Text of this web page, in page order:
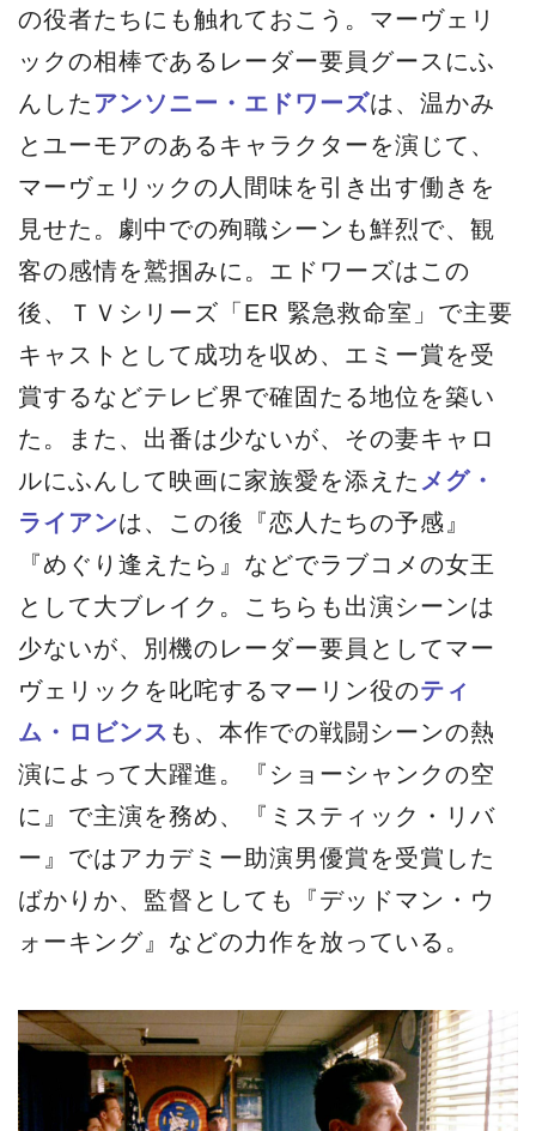
の役者たちにも触れておこう。マーヴェリ
ックの相棒であるレーダー要員グースにふ
んした アンソニー・エドワーズは、温かみ
とユーモアのあるキャラクターを演じて、
マーヴェリックの人間味を引き出す働きを
見せた。劇中での殉職シーンも鮮烈で、観
客の感情を鷲掴みに。エドワーズはこの
後、ＴＶシリーズ「ER 緊急救命室」で主要
キャストとして成功を収め、エミー賞を受
賞するなどテレビ界で確固たる地位を築い
た。また、出番は少ないが、その妻キャロ
ルにふんして映画に家族愛を添えた メグ・
ライアンは、この後『恋人たちの予感』
『めぐり逢えたら』などでラブコメの女王
として大ブレイク。こちらも出演シーンは
少ないが、別機のレーダー要員としてマー
ヴェリックを叱咤するマーリン役のティ
ム・ロビンス も、本作での戦闘シーンの熱
演によって大躍進。『ショーシャンクの空
に』で主演を務め、『ミスティック・リバ
ー』ではアカデミー助演男優賞を受賞した
ばかりか、監督としても『デッドマン・ウ
ォーキング』などの力作を放っている。